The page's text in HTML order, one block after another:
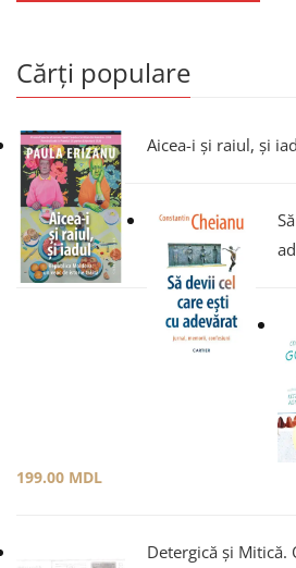
Cărți populare
Aicea-i și raiul, și
199.00 MDL
Detergică și Mitică.